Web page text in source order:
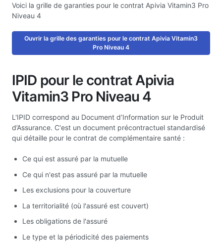
Voici la grille de garanties pour le contrat Apivia Vitamin3 Pro
Niveau 4
Ouvrir la grille des garanties pour le contrat Apivia Vitamin3
Pro Niveau 4
IPID pour le contrat Apivia
Vitamin3 Pro Niveau 4
L'IPID correspond au Document d’Information sur le Produit
d’Assurance. C'est un document précontractuel standardisé
qui détaille pour le contrat de complémentaire santé :
Ce qui est assuré par la mutuelle
Ce qui n'est pas assuré par la mutuelle
Les exclusions pour la couverture
La territorialité (où l'assuré est couvert)
Les obligations de l'assuré
Le type et la périodicité des paiements